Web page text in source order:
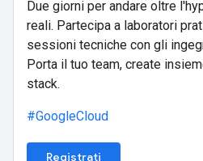
Due giorni per andare oltre
reali. Partecipa a laboratori
sessioni tecniche con gli
Porta il tuo team, create
stack.
#GoogleCloud
Registrati